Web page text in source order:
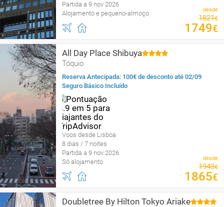
Partida a 9 nov 2026
Alojamento e pequeno-almoço
desde
1821€
1749€
All Day Place Shibuya
Tóquio
Reserva Antecipada: 100€ de desconto até 02/09
Seguro Básico Incluído
Voos desde Lisboa
8 dias / 7 noites
Partida a 9 nov 2026
Só alojamento
desde
1943€
1865€
Doubletree By Hilton Tokyo Ariake